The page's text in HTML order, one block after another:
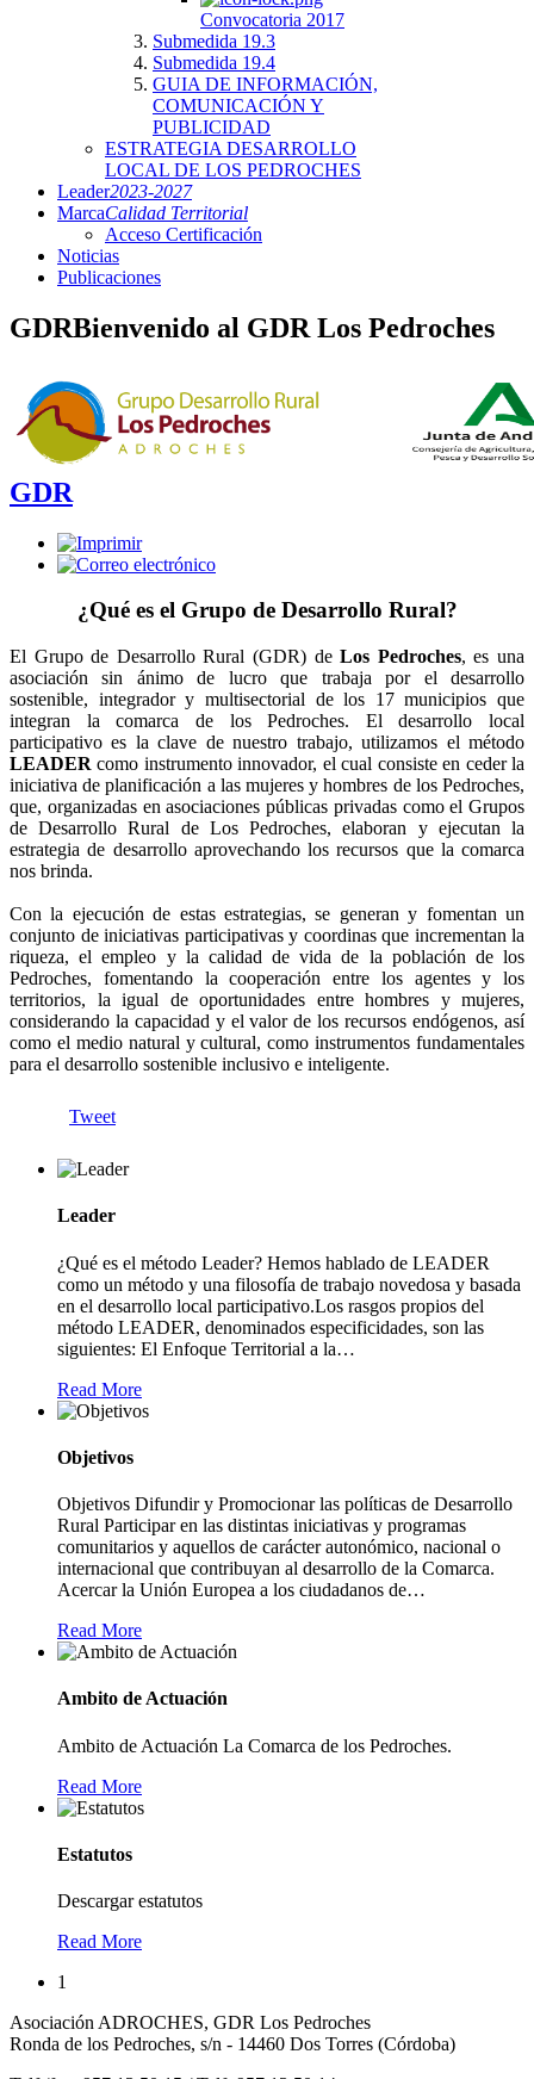
Convocatoria 2017
Submedida 19.3
Submedida 19.4
GUIA DE INFORMACIÓN,
COMUNICACIÓN Y
PUBLICIDAD
ESTRATEGIA DESARROLLO
LOCAL DE LOS PEDROCHES
Leader2023-2027
MarcaCalidad Territorial
Acceso Certificación
Noticias
Publicaciones
GDRBienvenido al GDR Los Pedroches
GDR
¿Qué es el Grupo de Desarrollo Rural?
El Grupo de Desarrollo Rural (GDR) deLos Pedroches, es una
asociación sin ánimo de lucro que trabaja por el desarrollo
sostenible, integrador y multisectorial de los 17 municipios que
integran la comarca de los Pedroches. El desarrollo local
participativo es la clave de nuestro trabajo, utilizamos el método
LEADER como instrumento innovador, el cual consiste en ceder la
iniciativa de planificación a las mujeres y hombres de los Pedroches,
que, organizadas en asociaciones públicas privadas como el Grupos
de Desarrollo Rural de Los Pedroches, elaboran y ejecutan la
estrategia de desarrollo aprovechando los recursos que la comarca
nos brinda.
Con la ejecución de estas estrategias, se generan y fomentan un
conjunto de iniciativas participativas y coordinas que incrementan la
riqueza, el empleo y la calidad de vida de la población de los
Pedroches, fomentando la cooperación entre los agentes y los
territorios, la igual de oportunidades entre hombres y mujeres,
considerando la capacidad y el valor de los recursos endógenos, así
como el medio natural y cultural, como instrumentos fundamentales
para el desarrollo sostenible inclusivo e inteligente.
Tweet
Leader
¿Qué es el método Leader? Hemos hablado de LEADER
como un método y una filosofía de trabajo novedosa y basada
en el desarrollo local participativo.Los rasgos propios del
método LEADER, denominados especificidades, son las
siguientes: El Enfoque Territorial a la…
Read More
Objetivos
Objetivos Difundir y Promocionar las políticas de Desarrollo
Rural Participar en las distintas iniciativas y programas
comunitarios y aquellos de carácter autonómico, nacional o
internacional que contribuyan al desarrollo de la Comarca.
Acercar la Unión Europea a los ciudadanos de…
Read More
Ambito de Actuación
Ambito de Actuación La Comarca de los Pedroches.
Read More
Estatutos
Descargar estatutos
Read More
1
Asociación ADROCHES, GDR Los Pedroches
Ronda de los Pedroches, s/n - 14460 Dos Torres (Córdoba)